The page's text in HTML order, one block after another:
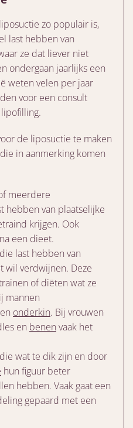
zo populair is,
last hebben van
ze dat liever niet
ondergaan jaarlijks een
weten velen per jaar
voor een consult
de liposuctie te maken
in aanmerking komen
meerdere
hebben van plaatselijke
krijgen. Ook
een dieet.
last hebben van
wil verdwijnen. Deze
of diëten wat ze
mannen
en onderkin. Bij vrouwen
en benen vaak het
wat te dik zijn en door
hun figuur beter
hebben. Vaak gaat een
gepaard met een